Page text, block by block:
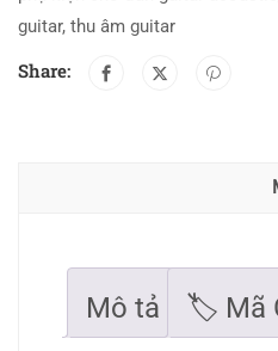
guitar, thu âm guitar
Share:
Mô tả 🏷 Mã